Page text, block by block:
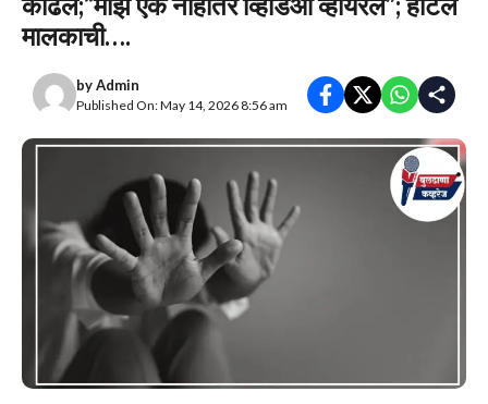
मालकाची….
byAdmin
Published On: May 14, 2026 8:56 am